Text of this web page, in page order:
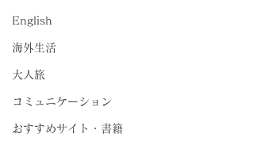
English
海外生活
大人旅
コミュニケーション
おすすめサイト・書籍